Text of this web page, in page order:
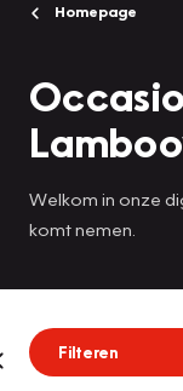
Homepage
Welkom in onze
komt nemen.
Filteren